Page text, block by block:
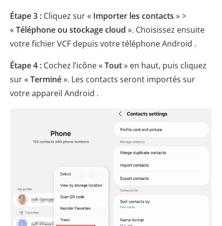
Étape 3 : Cliquez sur « Importer les contacts » >
«Téléphone ou stockage cloud ». Choisissez ensuite
votre fichier VCF depuis votre téléphone Android .
Étape 4 : Cochez l’icône «Tout» en haut, puis cliquez
sur «Terminé». Les contacts seront importés sur
votre appareil Android .